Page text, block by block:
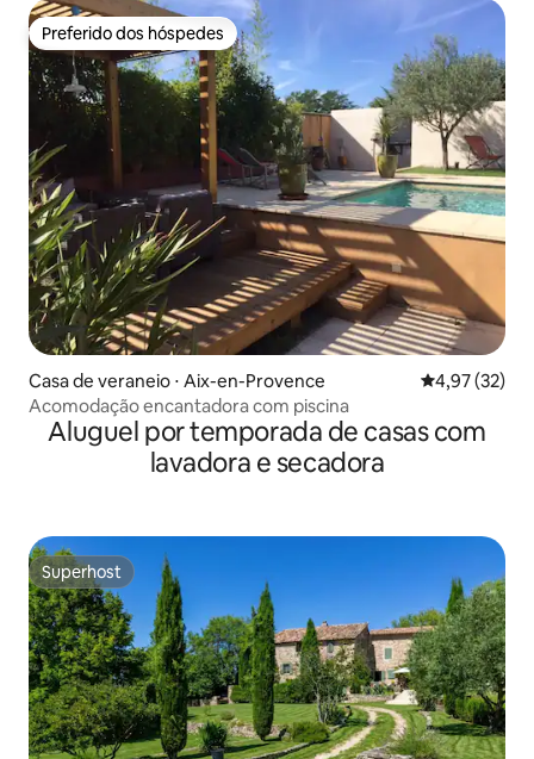
Preferido dos hóspedes
Preferido dos hóspedes
Casa de veraneio ⋅ Aix-en-Provence 4,97 de uma
4,97 (32)
Acomodação encantadora com piscina
Aluguel por temporada de casas com
lavadora e secadora
Superhost
Superhost